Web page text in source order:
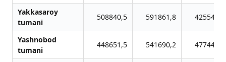
Yakkasaroy
tumani
508840,5 591861,8 425540,4
Yashnobod
tumani
448651,5 541690,2 477440,5